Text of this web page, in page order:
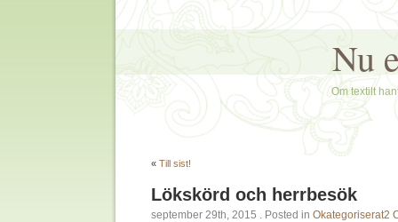
Nu
Om textilt
« Till sist!
Lökskörd och herrbesök
september 29th, 2015 . Posted in Okategoriserat2